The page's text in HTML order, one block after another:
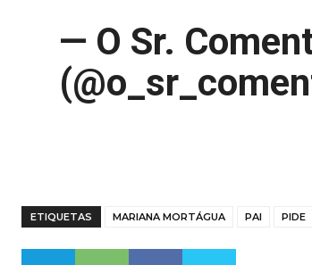
— O Sr.
ETIQUETAS MARIANA MORTÁGUA PAI PIDE